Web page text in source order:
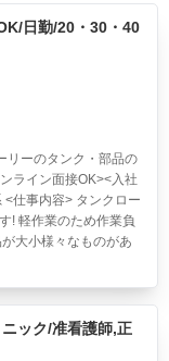
日勤/20・30・40
リーのタンク・部品の
ライン面接OK><入社
仕事内容> タンクロー
! 軽作業のため作業負
大小様々なものがあ
ック/准看護師,正